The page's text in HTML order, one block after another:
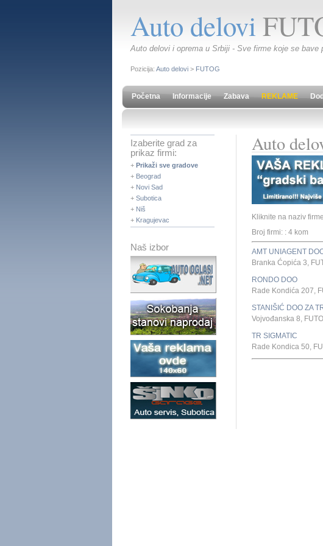
Auto delovi
Auto delovi i oprema u Srbiji - Sve firme koje se
Pozicija: Auto delovi > FUTOG
Početna Informacije Zabava REKLAME
Izaberite grad za
prikaz firmi:
+ Prikaži sve gradove
+ Beograd
+ Novi Sad
+ Subotica
+ Niš
+ Kragujevac
Naš izbor
Auto
Kliknite na naziv
Broj firmi: : 4 kom
AMT UNIAGENT
Branka Ćopića 3,
RONDO DOO
Rade Kondića 207,
STANIŠIĆ DOO ZA
Vojvođanska 8,
TR SIGMATIC
Rade Kondica 50,